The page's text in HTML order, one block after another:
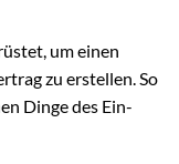
um einen
zu erstellen. So
Dinge des Ein-